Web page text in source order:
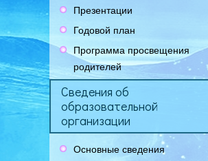
Презентации
Годовой план
Программа просвещения
родителей
Сведения об
образовательной
организации
Основные сведения